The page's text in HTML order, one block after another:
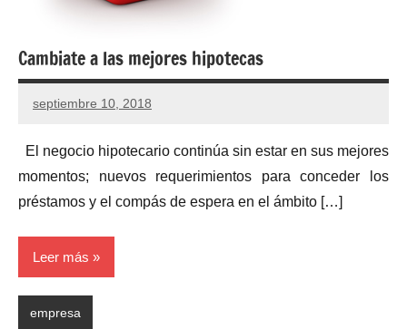
Cambiate a las mejores hipotecas
septiembre 10, 2018
El negocio hipotecario continúa sin estar en sus mejores
momentos; nuevos requerimientos para conceder los
préstamos y el compás de espera en el ámbito […]
Leer más
empresa